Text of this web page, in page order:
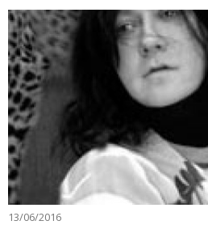
13/06/2016